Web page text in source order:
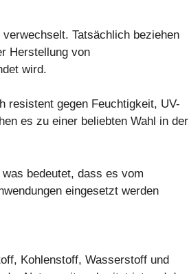
verwechselt. Tatsächlich beziehen
Herstellung von
wird.
resistent gegen Feuchtigkeit, UV-
es zu einer beliebten Wahl in der
bedeutet, dass es vom
eingesetzt werden
Kohlenstoff, Wasserstoff und